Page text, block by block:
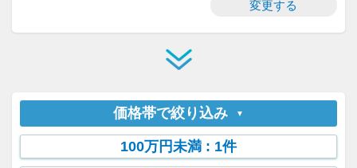
変更する
価格帯で絞り込み
100万円未満 : 1件